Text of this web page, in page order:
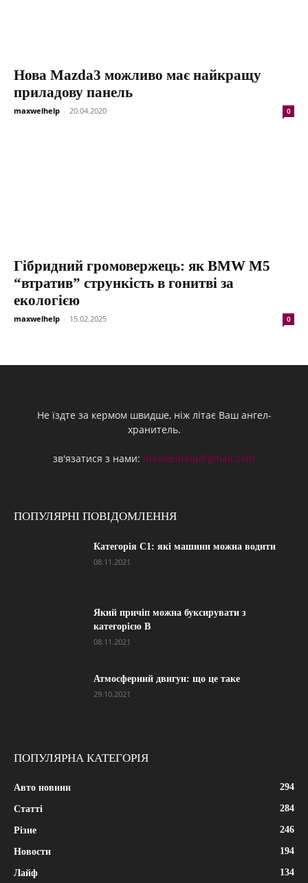
Нова Mazda3 можливо має найкращу
приладову панель
maxwelhelp - 20.04.2020 0
Гібридний громовержець: як BMW M5
“втратив” стрункість в гонитві за
екологією
maxwelhelp - 15.02.2025 0
Не їздте за кермом швидше, ніж літає Ваш ангел-
хранитель.
зв'язатися з нами: maxwelhelp@gmail.com
ПОПУЛЯРНІ ПОВІДОМЛЕННЯ
Категорія С1: які машини можна водити
08.11.2021
Який причіп можна буксирувати з
категорією В
08.11.2021
Атмосферний двигун: що це таке
29.10.2021
ПОПУЛЯРНА КАТЕГОРІЯ
Авто новини 294
Статті 284
Різне 246
Новости 194
Лайф 134